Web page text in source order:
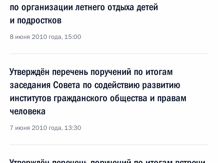
по организации летнего отдыха детей
и подростков
8 июня 2010 года, 15:00
Утверждён перечень поручений по итогам
заседания Совета по содействию развитию
институтов гражданского общества и правам
человека
7 июня 2010 года, 13:30